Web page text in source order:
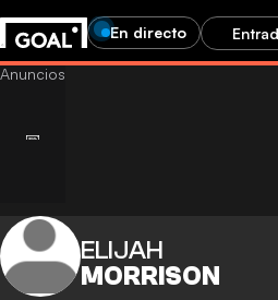
En directo
ELIJAH
MORRISON